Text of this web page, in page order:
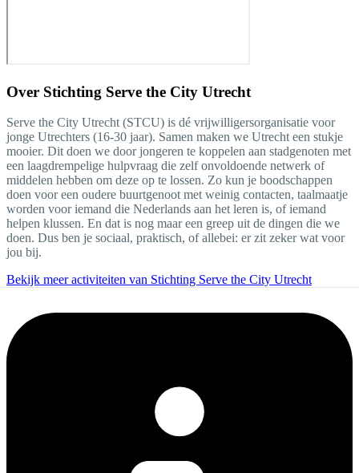
Over Stichting Serve the City Utrecht
Serve the City Utrecht (STCU) is dé vrijwilligersorganisatie voor
jonge Utrechters (16-30 jaar). Samen maken we Utrecht een stukje
mooier. Dit doen we door jongeren te koppelen aan stadgenoten met
een laagdrempelige hulpvraag die zelf onvoldoende netwerk of
middelen hebben om deze op te lossen. Zo kun je boodschappen
doen voor een oudere buurtgenoot met weinig contacten, taalmaatje
worden voor iemand die Nederlands aan het leren is, of iemand
helpen klussen. En dat is nog maar een greep uit de dingen die we
doen. Dus ben je sociaal, praktisch, of allebei: er zit zeker wat voor
jou bij.
Bekijk meer activiteiten van Stichting Serve the City Utrecht